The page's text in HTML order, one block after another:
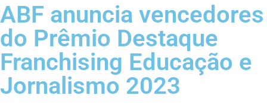
ABF anuncia vencedores
do Prêmio Destaque
Franchising Educação e
Jornalismo 2023